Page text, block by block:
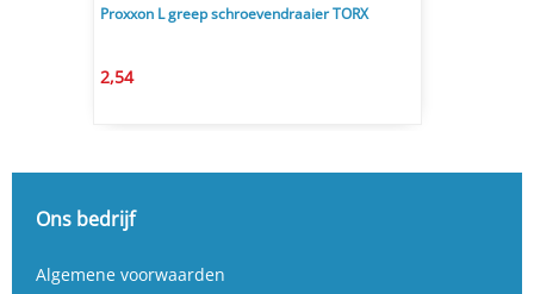
Proxxon L greep schroevendraaier TORX
2,54
Ons bedrijf
Algemene voorwaarden